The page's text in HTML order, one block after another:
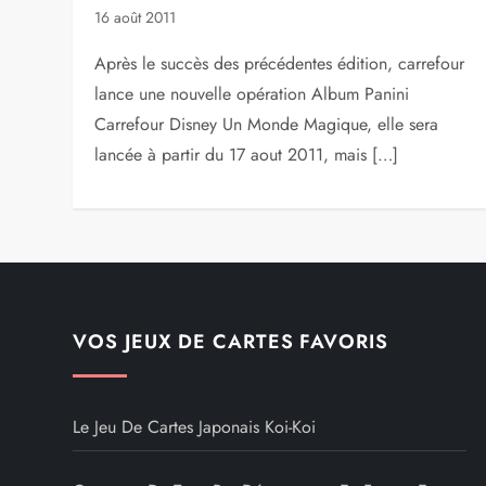
16 août 2011
Après le succès des précédentes édition, carrefour
lance une nouvelle opération Album Panini
Carrefour Disney Un Monde Magique, elle sera
lancée à partir du 17 aout 2011, mais […]
VOS JEUX DE CARTES FAVORIS
Le Jeu De Cartes Japonais Koi-Koi